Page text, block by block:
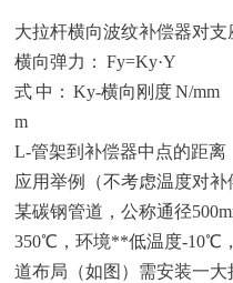
大拉杆横向波纹补偿器对支
横向弹力： Fy=Ky·Y
式 中： Ky-横向刚度 N/
m
L-管架到补偿器中点的距
应用举例（不考虑温度对补
某碳钢管道，公称通径
350℃，环境**低温度-10℃
道布局（如图）需安装一